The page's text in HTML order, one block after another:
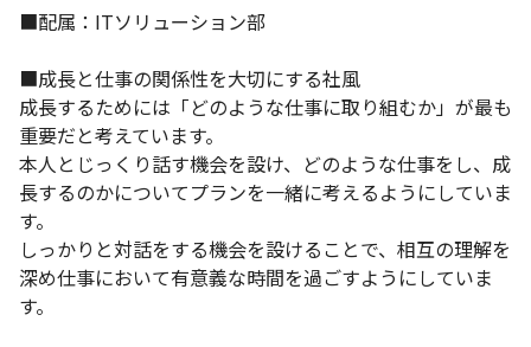
■配属：ITソリューション部
■成長と仕事の関係性を大切にする社風
成長するためには「どのような仕事に取り組むか」が最も
重要だと考えています。
本人とじっくり話す機会を設け、どのような仕事をし、成
長するのかについてプランを一緒に考えるようにしていま
す。
しっかりと対話をする機会を設けることで、相互の理解を
深め仕事において有意義な時間を過ごすようにしていま
す。